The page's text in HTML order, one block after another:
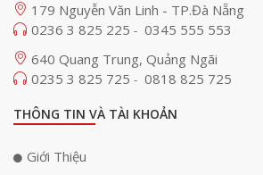
179 Nguyễn Văn Linh - TP.Đà Nẵng
0236 3 825 225 - 0345 555 553
640 Quang Trung, Quảng Ngãi
0235 3 825 725 - 0818 825 725
THÔNG TIN VÀ TÀI KHOẢN
Giới Thiệu